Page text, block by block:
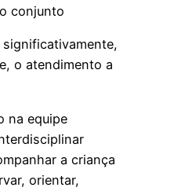
conjunto
o atendimento a
na equipe
a criança
orientar,